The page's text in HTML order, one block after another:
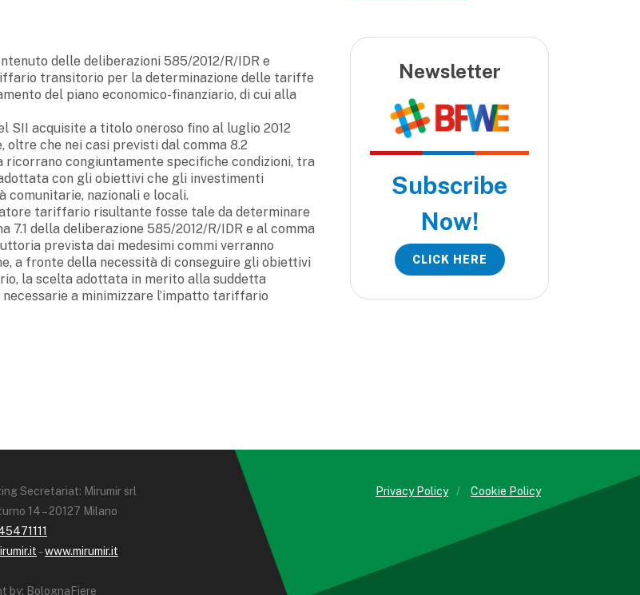
delle deliberazioni 585/2012/R/IDR e
transitorio per la determinazione delle tariffe
del piano economico-finanziario, di cui alla
SII acquisite a titolo oneroso fino al luglio 2012
che nei casi previsti dal comma 8.2
ricorrano congiuntamente specifiche condizioni, tra
con gli obiettivi che gli investimenti
nazionali e locali.
tariffario risultante fosse tale da determinare
della deliberazione 585/2012/R/IDR e al comma
prevista dai medesimi commi verranno
a fronte della necessità di conseguire gli obiettivi
la scelta adottata in merito alla suddetta
a minimizzare l’impatto tariffario
Newsletter
Subscribe
Now!
CLICK HERE
Secretariat: Mirumir srl
14 – 20127 Milano
–www.mirumir.it
by: BolognaFiere
Privacy Policy / Cookie Policy